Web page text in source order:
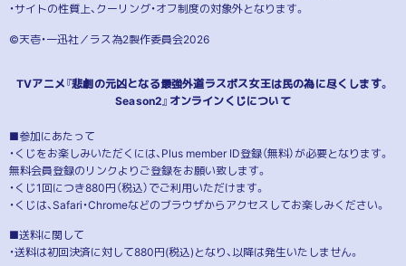
・サイトの性質上、クーリング・オフ制度の対象外となります。
©天壱・一迅社／ラス為2製作委員会2026
TVアニメ『悲劇の元凶となる最強外道ラスボス女王は民の為に尽くします。
Season2』オンラインくじについて
■参加にあたって
・くじをお楽しみいただくには、Plus member ID登録（無料）が必要となります。
無料会員登録のリンクよりご登録をお願い致します。
・くじ1回につき880円（税込）でご利用いただけます。
・くじは、Safari・Chromeなどのブラウザからアクセスしてお楽しみください。
■送料に関して
・送料は初回決済に対して880円(税込)となり、以降は発生いたしません。